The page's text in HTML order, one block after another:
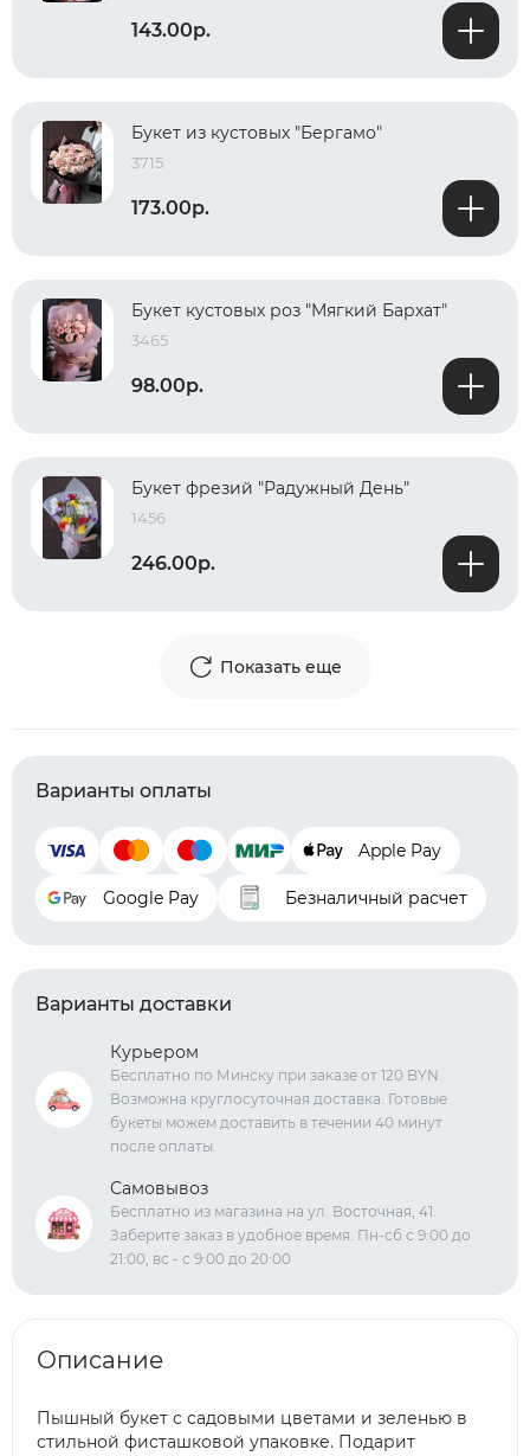
143.00р.
Букет из кустовых "Бергамо"
3715
173.00р.
Букет кустовых роз "Мягкий Бархат"
3465
98.00р.
Букет фрезий "Радужный День"
1456
246.00р.
Показать еще
Варианты оплаты
Apple Pay
Google Pay Безналичный расчет
Варианты доставки
Курьером
Бесплатно по Минску при заказе от 120 BYN.
Возможна круглосуточная доставка. Готовые
букеты можем доставить в течении 40 минут
после оплаты.
Самовывоз
Бесплатно из магазина на ул. Восточная, 41.
Заберите заказ в удобное время. Пн-сб с 9:00 до
21:00, вс - с 9:00 до 20:00
Описание
Пышный букет с садовыми цветами и зеленью в
стильной фисташковой упаковке. Подарит